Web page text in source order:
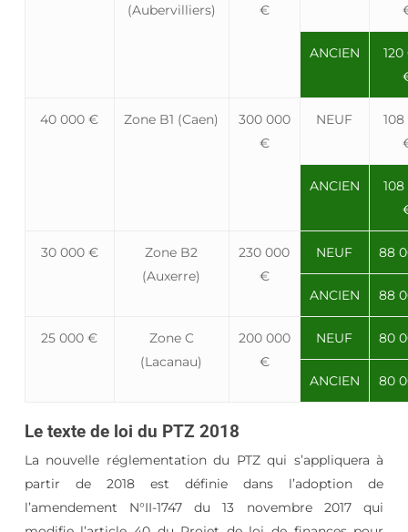
(Aubervilliers)
€
ANCIEN
40 000 € Zone B1 (Caen)
300 000
€
NEUF
ANCIEN
30 000 €
Zone B2
(Auxerre)
230 000
€
NEUF 88
ANCIEN 88
25 000 €
Zone C
(Lacanau)
200 000
€
NEUF 80
ANCIEN 80
Le texte de loi du PTZ 2018
La nouvelle réglementation du PTZ qui s’appliquera à
partir de 2018 est définie dans l’adoption de
l’amendement N°II-1747 du 13 novembre 2017 qui